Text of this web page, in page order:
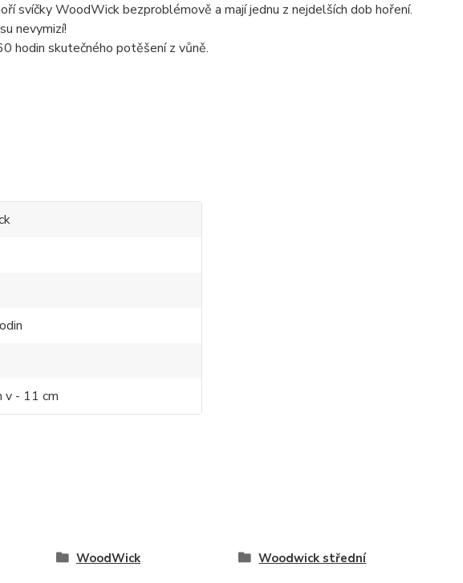
svíčky WoodWick bezproblémově a mají jednu z nejdelších dob hoření.
nevymizí!
hodin skutečného potěšení z vůně.
v - 11 cm
WoodWick Woodwick střední